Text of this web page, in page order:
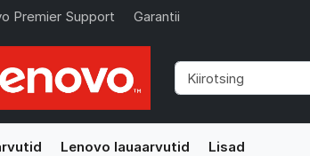
Premier Support Garantii
Lenovo lauaarvutid Lisad